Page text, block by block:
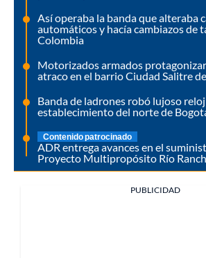
Así operaba la banda que alteraba
automáticos y hacía cambiazos de
Colombia
Motorizados armados
atraco en el barrio Ciudad Salitre
Banda de ladrones robó lujoso
establecimiento del norte de
Contenido patrocinado
ADR entrega avances en el
Proyecto Multipropósito Río
PUBLICIDAD